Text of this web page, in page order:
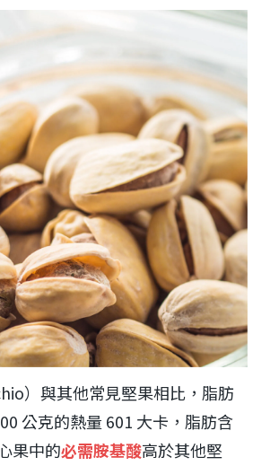
）與其他常見堅果相比，脂肪
公克的熱量 601 大卡，脂肪含
果中的必需胺基酸高於其他堅